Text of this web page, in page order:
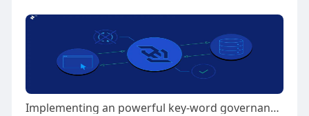
Implementing an powerful key-word governance approach